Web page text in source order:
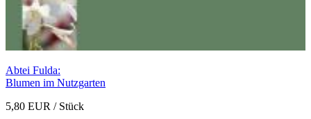
Abtei Fulda:
Blumen im Nutzgarten
5,80 EUR / Stück